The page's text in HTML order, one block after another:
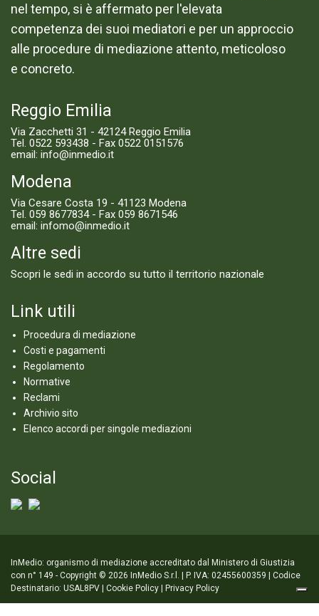
nel tempo, si è affermato per l'elevata
competenza dei suoi mediatori e per un approccio
alle procedure di mediazione attento, meticoloso
e concreto.
Reggio Emilia
Via Zacchetti 31 - 42124 Reggio Emilia
Tel. 0522 593438 - Fax 0522 0151576
email: info@inmedio.it
Modena
Via Cesare Costa 19 - 41123 Modena
Tel. 059 8677834- Fax 059 8671546
email: infomo@inmedio.it
Altre sedi
Scopri le sedi in accordo su tutto il territorio nazionale
Link utili
Procedura di mediazione
Costi e pagamenti
Regolamento
Normative
Reclami
Archivio sito
Elenco accordi per singole mediazioni
Social
InMedio: organismo di mediazione accreditato dal Ministero di Giustizia
con n° 149 - Copyright © 2026 InMedio S.r.l. | P. IVA: 02455600359 | Codice
Destinatario: USAL8PV | Cookie Policy Privacy Policy